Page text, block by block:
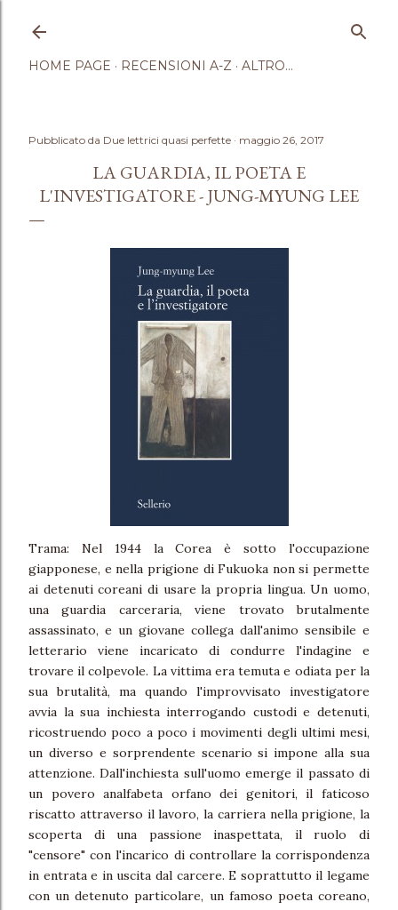
HOME PAGE RECENSIONI A-Z ALTRO…
Pubblicato da Due lettrici quasi perfette maggio 26, 2017
LA GUARDIA, IL POETA E
L'INVESTIGATORE - JUNG-MYUNG LEE
Trama: Nel 1944 la Corea è sotto l'occupazione
giapponese, e nella prigione di Fukuoka non si permette
ai detenuti coreani di usare la propria lingua. Un uomo,
una guardia carceraria, viene trovato brutalmente
assassinato, e un giovane collega dall'animo sensibile e
letterario viene incaricato di condurre l'indagine e
trovare il colpevole. La vittima era temuta e odiata per la
sua brutalità, ma quando l'improvvisato investigatore
avvia la sua inchiesta interrogando custodi e detenuti,
ricostruendo poco a poco i movimenti degli ultimi mesi,
un diverso e sorprendente scenario si impone alla sua
attenzione. Dall'inchiesta sull'uomo emerge il passato di
un povero analfabeta orfano dei genitori, il faticoso
riscatto attraverso il lavoro, la carriera nella prigione, la
scoperta di una passione inaspettata, il ruolo di
"censore" con l'incarico di controllare la corrispondenza
in entrata e in uscita dal carcere. E soprattutto il legame
con un detenuto particolare, un famoso poeta coreano,